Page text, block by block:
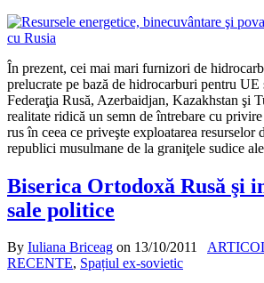
În prezent, cei mai mari furnizori de
prelucrate pe bază de hidrocarburi pentru
Federaţia Rusă, Azerbaidjan, Kazakhstan şi
realitate ridică un semn de întrebare cu
rus în ceea ce priveşte exploatarea resurselor
republici musulmane de la graniţele sudice
Biserica Ortodoxă Rusă şi
sale politice
By Iuliana Briceag on 13/10/2011
RECENTE, Spațiul ex-sovietic